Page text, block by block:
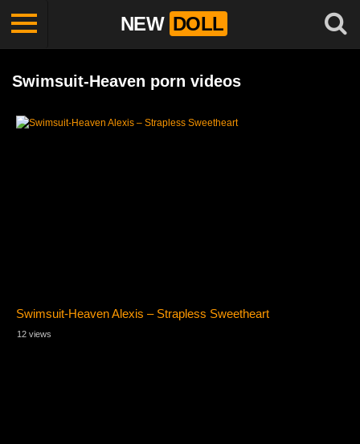
NEW DOLL
Swimsuit-Heaven porn videos
Swimsuit-Heaven Alexis – Strapless Sweetheart
12 views